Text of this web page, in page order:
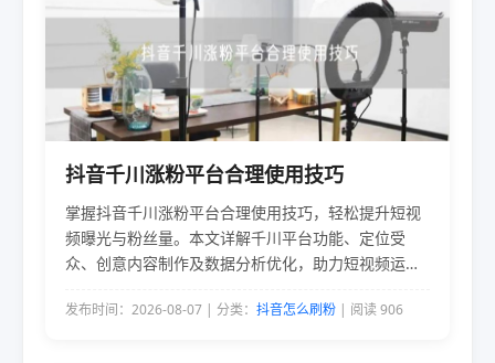
抖音千川涨粉平台合理使用技巧
掌握抖音千川涨粉平台合理使用技巧，轻松提升短视
频曝光与粉丝量。本文详解千川平台功能、定位受
众、创意内容制作及数据分析优化，助力短视频运营
发布时间：2026-08-07 | 分类： 抖音怎么刷粉 | 阅读 906